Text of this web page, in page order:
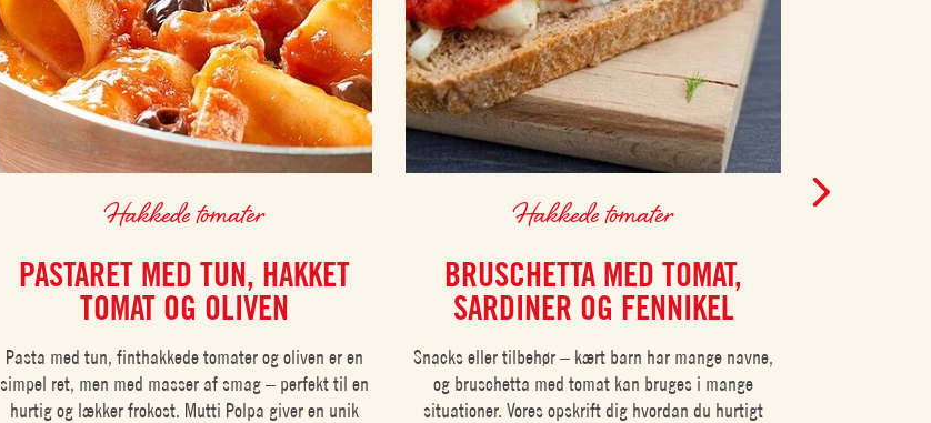
Hakkede tomater
PASTARET MED TUN, HAKKET
TOMAT OG OLIVEN
Pasta med tun, finthakkede tomater og oliven er en
simpel ret, men med masser af smag – perfekt til en
hurtig og lækker frokost. Mutti Polpa giver en unik
Hakkede tomater
BRUSCHETTA MED TOMAT,
SARDINER OG FENNIKEL
Snacks eller tilbehør – kært barn har mange navne,
og bruschetta med tomat kan bruges i mange
situationer. Vores opskrift dig hvordan du hurtigt